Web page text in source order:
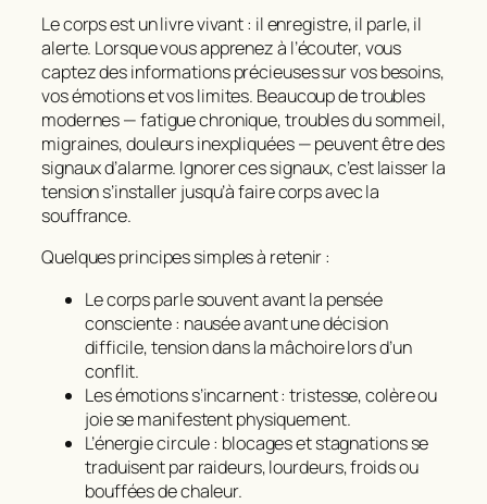
Le corps est un livre vivant : il enregistre, il parle, il
alerte. Lorsque vous apprenez à l’écouter, vous
captez des informations précieuses sur vos besoins,
vos émotions et vos limites. Beaucoup de troubles
modernes — fatigue chronique, troubles du sommeil,
migraines, douleurs inexpliquées — peuvent être des
signaux d’alarme. Ignorer ces signaux, c’est laisser la
tension s’installer jusqu’à faire corps avec la
souffrance.
Quelques principes simples à retenir :
Le corps parle souvent avant la pensée
consciente : nausée avant une décision
difficile, tension dans la mâchoire lors d’un
conflit.
Les émotions s’incarnent : tristesse, colère ou
joie se manifestent physiquement.
L’énergie circule : blocages et stagnations se
traduisent par raideurs, lourdeurs, froids ou
bouffées de chaleur.